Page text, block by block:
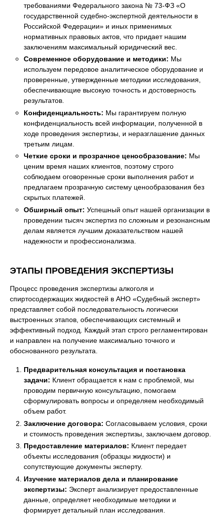
требованиями Федерального закона № 73-ФЗ «О
государственной судебно-экспертной деятельности в
Российской Федерации» и иных применимых
нормативных правовых актов, что придает нашим
заключениям максимальный юридический вес.
Современное оборудование и методики: Мы
используем передовое аналитическое оборудование и
проверенные, утвержденные методики исследования,
обеспечивающие высокую точность и достоверность
результатов.
Конфиденциальность: Мы гарантируем полную
конфиденциальность всей информации, полученной в
ходе проведения экспертизы, и неразглашение данных
третьим лицам.
Четкие сроки и прозрачное ценообразование: Мы
ценим время наших клиентов, поэтому строго
соблюдаем оговоренные сроки выполнения работ и
предлагаем прозрачную систему ценообразования без
скрытых платежей.
Обширный опыт: Успешный опыт нашей организации в
проведении тысяч экспертиз по сложным и резонансным
делам является лучшим доказательством нашей
надежности и профессионализма.
ЭТАПЫ ПРОВЕДЕНИЯ ЭКСПЕРТИЗЫ
Процесс проведения экспертизы алкоголя и
спиртосодержащих жидкостей в АНО «Судебный эксперт»
представляет собой последовательность логически
выстроенных этапов, обеспечивающих системный и
эффективный подход. Каждый этап строго регламентирован
и направлен на получение максимально точного и
обоснованного результата.
Предварительная консультация и постановка
задачи: Клиент обращается к нам с проблемой, мы
проводим первичную консультацию, помогаем
сформулировать вопросы и определяем необходимый
объем работ.
Заключение договора: Согласовываем условия, сроки
и стоимость проведения экспертизы, заключаем договор.
Предоставление материалов: Клиент передает
объекты исследования (образцы жидкости) и
сопутствующие документы эксперту.
Изучение материалов дела и планирование
экспертизы: Эксперт анализирует предоставленные
данные, определяет необходимые методики и
формирует детальный план исследования.